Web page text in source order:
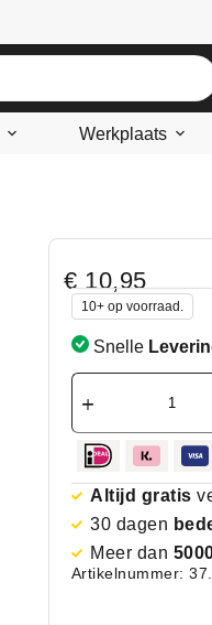
Werkplaats
€10,95
10+ op voorraad.
Snelle
Altijd gratis
30 dagen
Meer dan
Artikelnummer: